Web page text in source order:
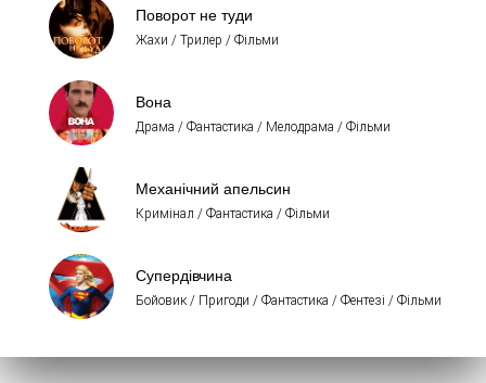
Поворот не туди
Жахи / Трилер / Фільми
Вона
Драма / Фантастика / Мелодрама / Фільми
Механічний апельсин
Кримінал / Фантастика / Фільми
Супердівчина
Бойовик / Пригоди / Фантастика / Фентезі / Фільми